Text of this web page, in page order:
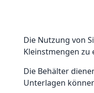
Die Nutzung von
Kleinstmengen zu
Die Behälter
Unterlagen